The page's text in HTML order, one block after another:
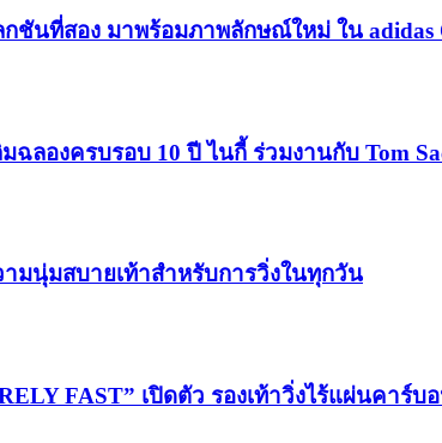
ชันที่สอง มาพร้อมภาพลักษณ์ใหม่ ใน adidas
มฉลองครบรอบ 10 ปี ไนกี้ ร่วมงานกับ Tom
ามนุ่มสบายเท้าสำหรับการวิ่งในทุกวัน
FAST” เปิดตัว รองเท้าวิ่งไร้แผ่นคาร์